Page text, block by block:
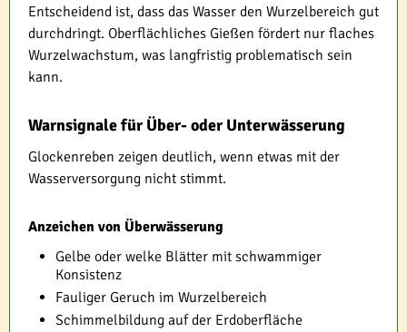
Entscheidend ist, dass das Wasser den Wurzelbereich gut
durchdringt. Oberflächliches Gießen fördert nur flaches
Wurzelwachstum, was langfristig problematisch sein
kann.
Warnsignale für Über- oder Unterwässerung
Glockenreben zeigen deutlich, wenn etwas mit der
Wasserversorgung nicht stimmt.
Anzeichen von Überwässerung
Gelbe oder welke Blätter mit schwammiger
Konsistenz
Fauliger Geruch im Wurzelbereich
Schimmelbildung auf der Erdoberfläche